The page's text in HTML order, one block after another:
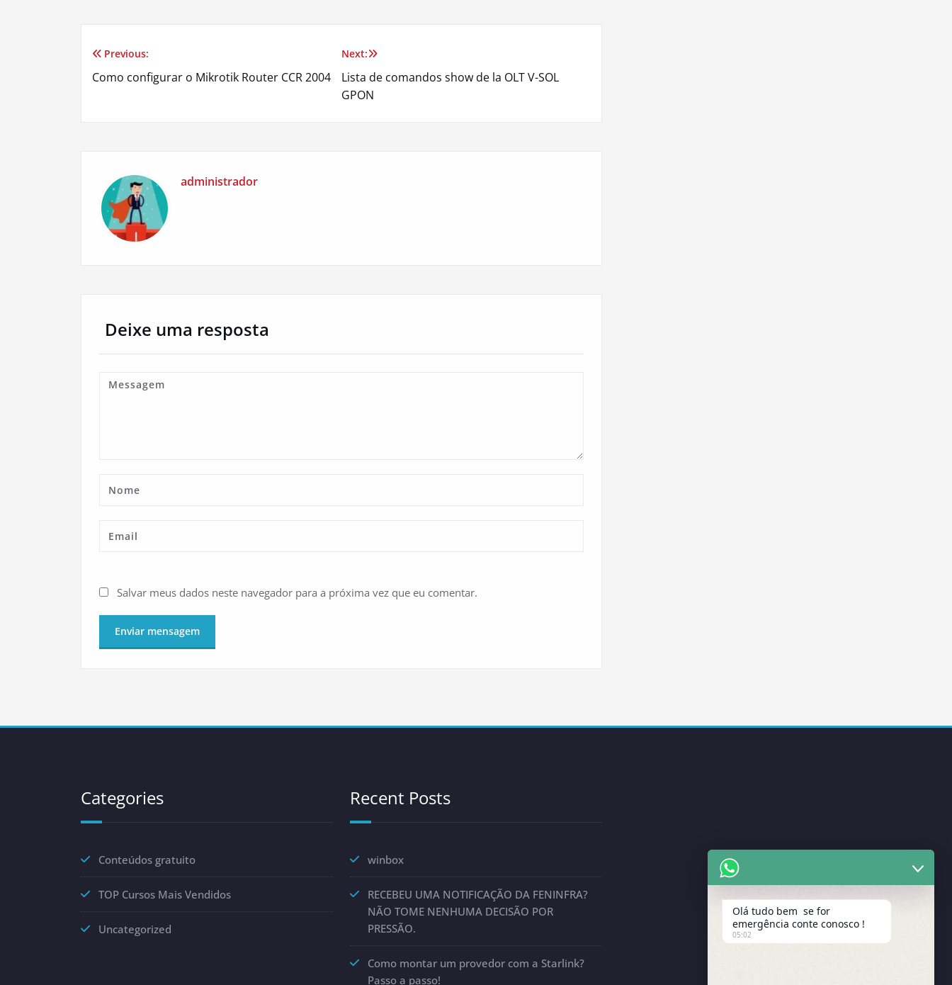
Navegação
Previous:
Como configurar o Mikrotik Router CCR 2004
Next:
Lista de comandos show de la OLT V-SOL
GPON
administrador
Deixe uma resposta
Salvar meus dados neste navegador para a próxima vez que eu comentar.
Categories
Conteúdos gratuito
TOP Cursos Mais Vendidos
Uncategorized
Recent Posts
winbox
RECEBEU UMA NOTIFICAÇÃO DA FENINFRA?
NÃO TOME NENHUMA DECISÃO POR
PRESSÃO.
Como montar um provedor com a Starlink?
Passo a passo!
Olá tudo bem se for
emergência conte conosco !
05:02